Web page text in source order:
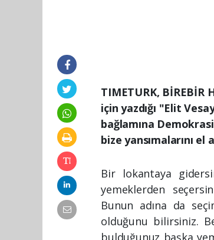
TIMETURK, BİREBİR
için yazdığı "Elit
bağlamına
bize yansımalarını el
Bir lokantaya
yemeklerden
Bunun adına da
olduğunu bilirsiniz.